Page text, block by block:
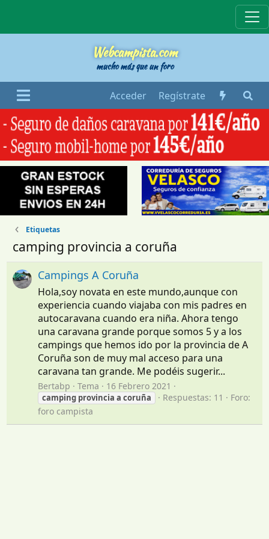
Webcampista.com
mucho más que un foro
Acceder Regístrate
Etiquetas
camping provincia a coruña
Campings A Coruña
Hola,soy novata en este mundo,aunque con
experiencia cuando viajaba con mis padres en
autocaravana cuando era niña. Ahora tengo
una caravana grande porque somos 5 y a los
campings que hemos ido por la provincia de A
Coruña son de muy mal acceso para una
caravana tan grande. Me podéis sugerir...
Bertabp Tema 16 Febrero 2021
camping provincia a coruña Respuestas: 11
Foro:
foro campista